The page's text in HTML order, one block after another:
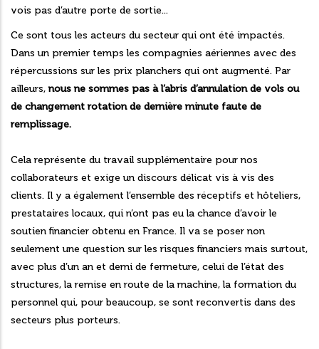
vois pas d’autre porte de sortie...
Ce sont tous les acteurs du secteur qui ont été impactés.
Dans un premier temps les compagnies aériennes avec des
répercussions sur les prix planchers qui ont augmenté. Par
ailleurs,nous ne sommes pas à l’abris d’annulation de vols ou
de changement rotation de dernière minute faute de
remplissage.
Cela représente du travail supplémentaire pour nos
collaborateurs et exige un discours délicat vis à vis des
clients. Il y a également l’ensemble des réceptifs et hôteliers,
prestataires locaux, qui n’ont pas eu la chance d’avoir le
soutien financier obtenu en France. Il va se poser non
seulement une question sur les risques financiers mais surtout,
avec plus d’un an et demi de fermeture, celui de l’état des
structures, la remise en route de la machine, la formation du
personnel qui, pour beaucoup, se sont reconvertis dans des
secteurs plus porteurs.